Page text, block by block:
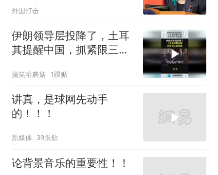
外围打击
伊朗领导层投降了，土耳
其提醒中国，抓紧限三国
搞笑哈蘑菇 1跟贴
讲真，是球网先动手
的！！！
新媒体 39跟贴
论背景音乐的重要性！！